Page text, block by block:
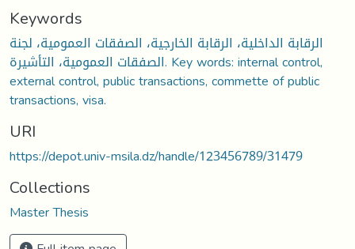
Keywords
الرقابة الداخلية، الرقابة الخارجية، الصفقات العمومية، لجنة
الصفقات العمومية، التأشيرة. Key words: internal control,
external control, public transactions, commette of public
transactions, visa.
URI
https://depot.univ-msila.dz/handle/123456789/31479
Collections
Master Thesis